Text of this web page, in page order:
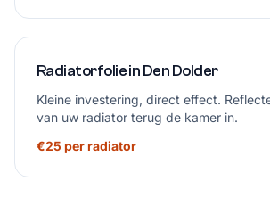
Radiatorfolie in Den Dolder
Kleine investering, direct effect.
van uw radiator terug de kamer in.
€25 per radiator